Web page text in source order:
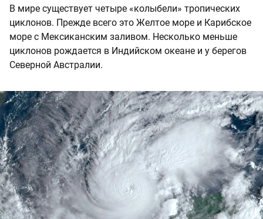
В мире существует четыре «колыбели» тропических
циклонов. Прежде всего это Желтое море и Карибское
море с Мексиканским заливом. Несколько меньше
циклонов рождается в Индийском океане и у берегов
Северной Австралии.